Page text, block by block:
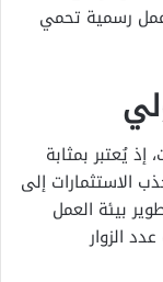
عمل رسمية تحمي
يُعتبر بمثابة
الاستثمارات إلى
بيئة العمل
الزوار